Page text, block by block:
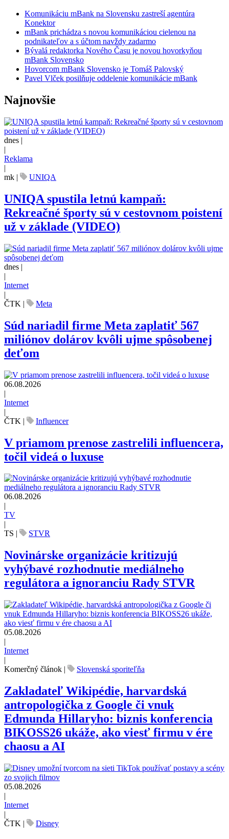
Komunikáciu mBank na Slovensku zastreší agentúra
Konektor
mBank prichádza s novou komunikáciou cielenou na
podnikateľov a s účtom navždy zadarmo
Bývalá redaktorka Nového Času je novou hovorkyňou
mBank Slovensko
Hovorcom mBank Slovensko je Tomáš Palovský
Pavel Vlček posilňuje oddelenie komunikácie mBank
Najnovšie
dnes |
|
Reklama
|
mk | UNIQA
UNIQA spustila letnú kampaň:
Rekreačné športy sú v cestovnom poistení
už v základe (VIDEO)
dnes |
|
Internet
|
ČTK | Meta
Súd nariadil firme Meta zaplatiť 567
miliónov dolárov kvôli ujme spôsobenej
deťom
06.08.2026
|
Internet
|
ČTK | Influencer
V priamom prenose zastrelili influencera,
točil videá o luxuse
06.08.2026
TV
TS
STVR
Novinárske organizácie kritizujú
vyhýbavé rozhodnutie mediálneho
regulátora a ignoranciu Rady STVR
05.08.2026
|
Internet
|
Komerčný článok | Slovenská sporiteľňa
Zakladateľ Wikipédie, harvardská
antropologička z Google či vnuk
Edmunda Hillaryho: biznis konferencia
BIKOSS26 ukáže, ako viesť firmu v ére
chaosu a AI
05.08.2026
|
Internet
|
ČTK | Disney